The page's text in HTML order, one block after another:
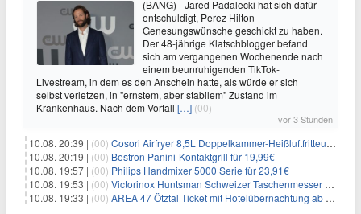
(BANG) - Jared Padalecki hat sich dafür
entschuldigt, Perez Hilton
Genesungswünsche geschickt zu haben.
Der 48-jährige Klatschblogger befand
sich am vergangenen Wochenende nach
einem beunruhigenden TikTok-
Livestream, in dem es den Anschein hatte, als würde er sich
selbst verletzen, in "ernstem, aber stabilem" Zustand im
Krankenhaus. Nach dem Vorfall […] (00)
vor 3 Stunden
10.08. 20:39 | (00) Cosori Airfryer 8,5L Doppelkammer-Heißluftfritteuse mit Sichtfenster für 139,94€
10.08. 20:19 | (00) Bestron Panini-Kontaktgrill für 19,99€
10.08. 19:57 | (00) Philips Handmixer 5000 Serie für 23,91€
10.08. 19:53 | (00) Victorinox Huntsman Schweizer Taschenmesser mit 15 Funktionen für 31,65€
10.08. 19:33 | (00) AREA 47 Ötztal Ticket mit Hotelübernachtung ab 109€ p.P.